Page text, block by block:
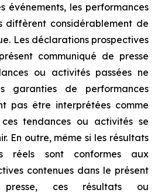
événements, les performances
diffèrent considérablement de
Les déclarations prospectives
communiqué de presse
ou activités passées ne
garanties de performances
pas être interprétées comme
tendances ou activités se
En outre, même si les résultats
réels sont conformes aux
contenues dans le présent
presse, ces résultats ou